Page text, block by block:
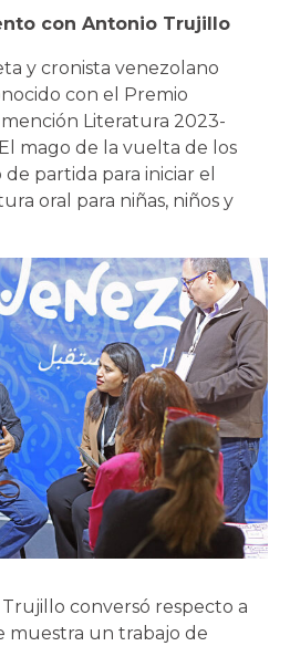
con Antonio Trujillo
y cronista venezolano
con el Premio
Literatura 2023-
mago de la vuelta de los
partida para iniciar el
oral para niñas, niños y
conversó respecto a
muestra un trabajo de